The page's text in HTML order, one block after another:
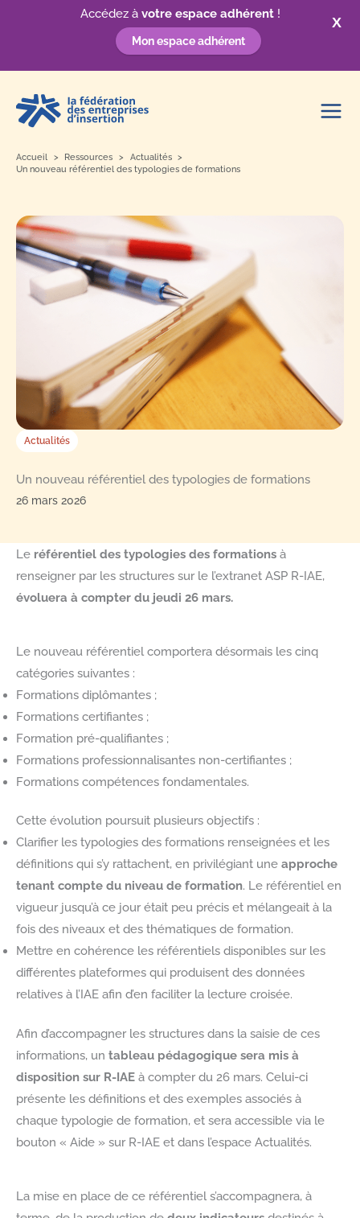
X
Accédez à votre espace adhérent!
Mon espace adhérent
contenu
Accueil Ressources
Actualités
Un nouveau référentiel des typologies de formations
Actualités
Un nouveau référentiel des typologies de formations
26 mars 2026
Le référentiel des typologies des formations à
renseigner par les structures sur le l’extranet ASP R-IAE,
évoluera à compter du jeudi 26 mars.
Le nouveau référentiel comportera désormais les cinq
catégories suivantes :
Formations diplômantes ;
Formations certifiantes ;
Formation pré-qualifiantes ;
Formations professionnalisantes non-certifiantes ;
Formations compétences fondamentales.
Cette évolution poursuit plusieurs objectifs :
Clarifier les typologies des formations renseignées et les
définitions qui s’y rattachent, en privilégiant une approche
tenant compte du niveau de formation. Le référentiel en
vigueur jusqu’à ce jour était peu précis et mélangeait à la
fois des niveaux et des thématiques de formation.
Mettre en cohérence les référentiels disponibles sur les
différentes plateformes qui produisent des données
relatives à l’IAE afin d’en faciliter la lecture croisée.
Afin d’accompagner les structures dans la saisie de ces
informations, un tableau pédagogique sera mis à
disposition sur R-IAE à compter du 26 mars. Celui-ci
présente les définitions et des exemples associés à
chaque typologie de formation, et sera accessible via le
bouton « Aide » sur R-IAE et dans l’espace Actualités.
La mise en place de ce référentiel s’accompagnera, à